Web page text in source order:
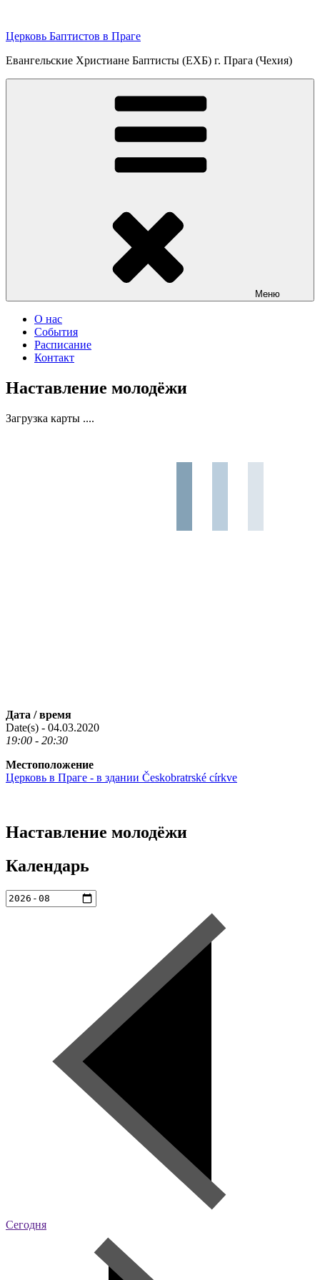
содержимому
Церковь Баптистов в Праге
Евангельские Христиане Баптисты (ЕХБ) г. Прага (Чехия)
Меню
О нас
События
Расписание
Контакт
Наставление молодёжи
Загрузка карты ....
Дата / время
Date(s) - 04.03.2020
19:00 - 20:30
Местоположение
Церковь в Праге - в здании Českobratrské církve
Наставление молодёжи
Календарь
Сегодня